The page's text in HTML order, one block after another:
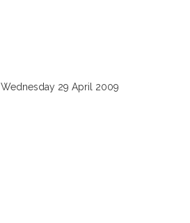
Wednesday 29 April 2009